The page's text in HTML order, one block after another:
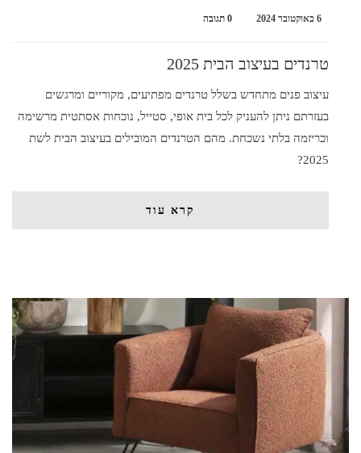
6 באוקטובר 2024 0 תגובה
טרנדים בעיצוב הבית 2025
עיצוב פנים מתחדש בשלל טרנדים מפתיעים, מקוריים ומרגשים
בעזרתם ניתן להעניק לכל בית אופי, סטייל, נוכחות אסתטית מרשימה
וכריזמה בלתי נשכחת. מהם הטרנדים המובילים בעיצוב הבית לשת
2025?
קרא עוד